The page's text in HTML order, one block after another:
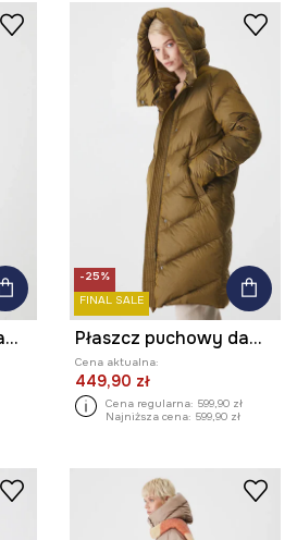
Płaszcz puchowy damski pikowany
-25%
FINAL SALE
Płaszcz puchowy damski pikowany
Cena aktualna:
449,90 zł
Cena regularna: 599,90 zł
Najniższa cena: 599,90 zł